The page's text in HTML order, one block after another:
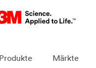
Produkte Märkte